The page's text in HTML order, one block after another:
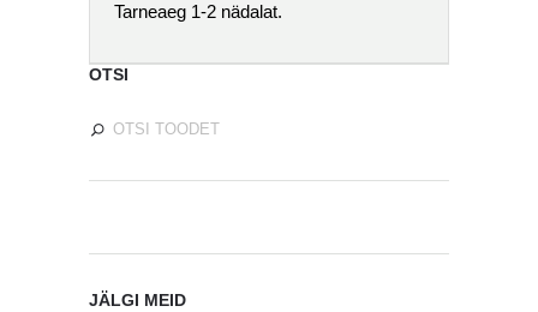
Tarneaeg 1-2 nädalat.
OTSI
JÄLGI MEID